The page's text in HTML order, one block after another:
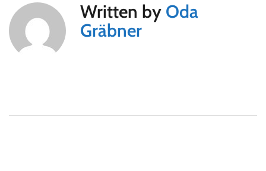
Written by Oda
Gräbner